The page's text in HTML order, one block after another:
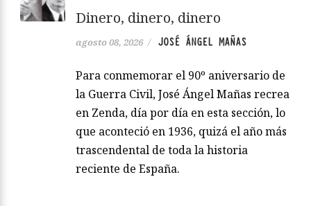
Dinero, dinero, dinero
agosto 08, 2026 / JOSÉ ÁNGEL MAÑAS
Para conmemorar el 90º aniversario de
la Guerra Civil, José Ángel Mañas recrea
en Zenda, día por día en esta sección, lo
que aconteció en 1936, quizá el año más
trascendental de toda la historia
reciente de España.